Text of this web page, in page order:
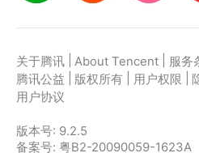
关于腾讯 About Tencent 服务
腾讯公益
版权所有 用户权限
用户协议
版本号: 9.2.5
备案号: 粤B2-20090059-1623A